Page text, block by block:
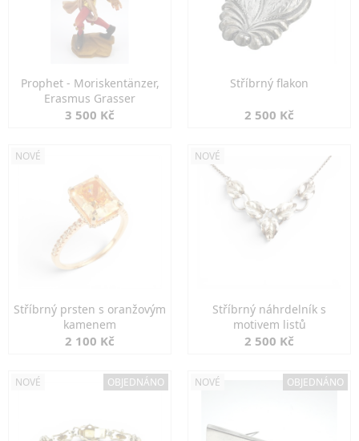
Prophet - Moriskentänzer,
Erasmus Grasser
3 500 Kč
Stříbrný flakon
2 500 Kč
NOVÉ
Stříbrný prsten s oranžovým
kamenem
2 100 Kč
NOVÉ
Stříbrný náhrdelník s
motivem listů
2 500 Kč
NOVÉ OBJEDNÁNO NOVÉ OBJEDNÁNO